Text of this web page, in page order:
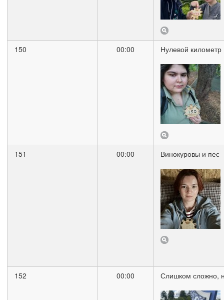
150 00:00 Нулевой километр
151 00:00 Винокуровы и пес
152 00:00 Слишком сложно,